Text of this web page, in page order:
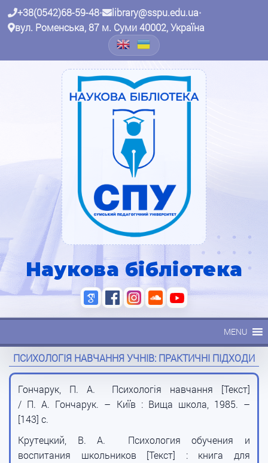
+38(0542)68-59-48• library@sspu.edu.ua•
вул. Роменська, 87 м. Суми 40002, Україна
Наукова бібліотека
MENU
ПСИХОЛОГІЯ НАВЧАННЯ УЧНІВ: ПРАКТИЧНІ ПІДХОДИ
Гончарук, П. А. Психологія навчання [Текст]
/ П. А. Гончарук. – Київ : Вища школа, 1985. –
[143] с.
Крутецкий, В. А. Психология обучения и
воспитания школьников [Текст] : книга для